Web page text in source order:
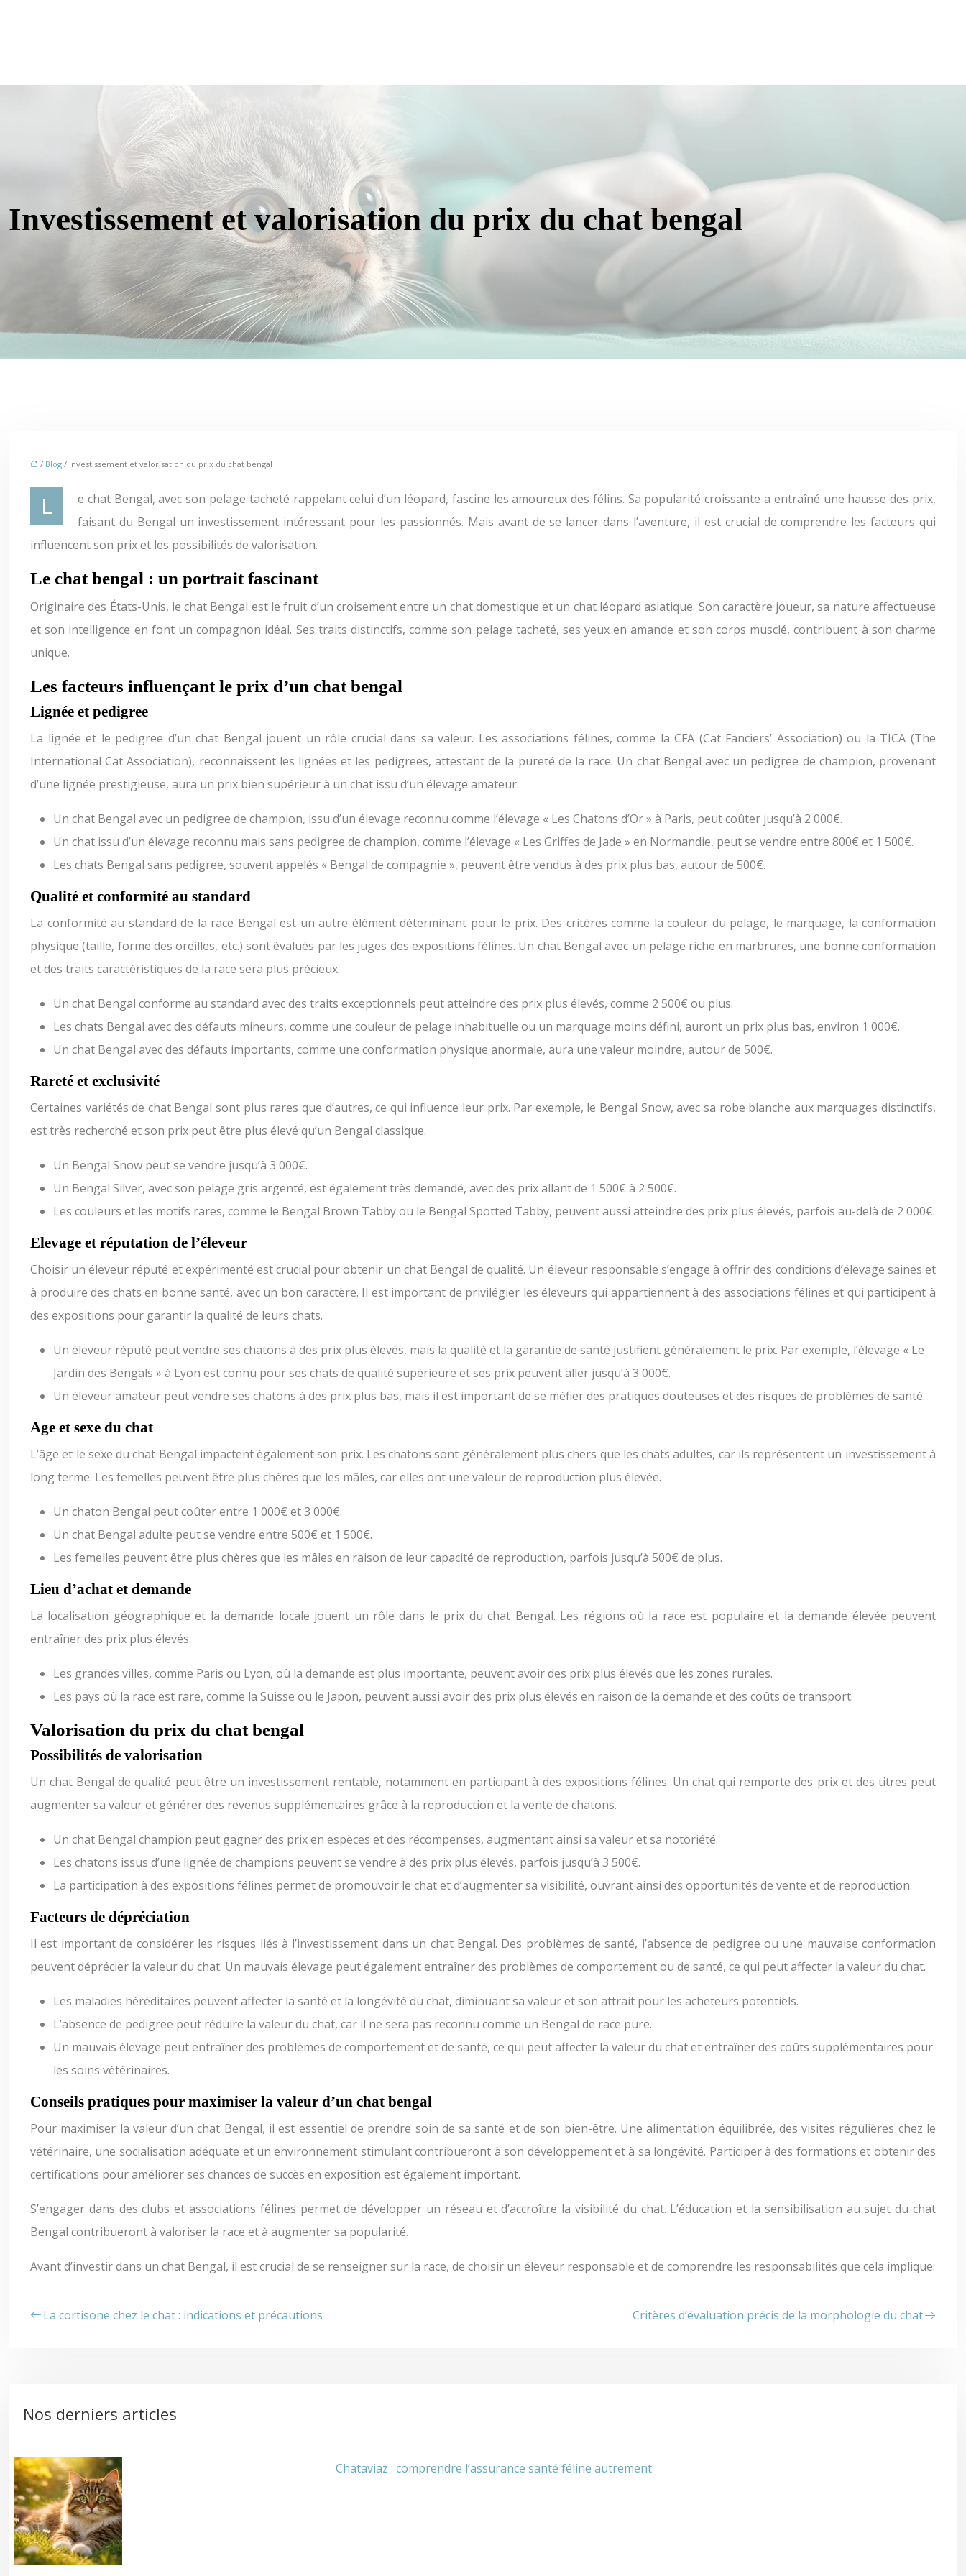
Investissement et valorisation du prix du chat bengal
/ Blog / Investissement et valorisation du prix du chat bengal
Le chat Bengal, avec son pelage tacheté rappelant celui d’un léopard, fascine les amoureux des félins. Sa popularité croissante a entraîné une hausse des prix,
faisant du Bengal un investissement intéressant pour les passionnés. Mais avant de se lancer dans l’aventure, il est crucial de comprendre les facteurs qui
influencent son prix et les possibilités de valorisation.
Le chat bengal : un portrait fascinant
Originaire des États-Unis, le chat Bengal est le fruit d’un croisement entre un chat domestique et un chat léopard asiatique. Son caractère joueur, sa nature affectueuse
et son intelligence en font un compagnon idéal. Ses traits distinctifs, comme son pelage tacheté, ses yeux en amande et son corps musclé, contribuent à son charme
unique.
Les facteurs influençant le prix d’un chat bengal
Lignée et pedigree
La lignée et le pedigree d’un chat Bengal jouent un rôle crucial dans sa valeur. Les associations félines, comme la CFA (Cat Fanciers’ Association) ou la TICA (The
International Cat Association), reconnaissent les lignées et les pedigrees, attestant de la pureté de la race. Un chat Bengal avec un pedigree de champion, provenant
d’une lignée prestigieuse, aura un prix bien supérieur à un chat issu d’un élevage amateur.
Un chat Bengal avec un pedigree de champion, issu d’un élevage reconnu comme l’élevage « Les Chatons d’Or » à Paris, peut coûter jusqu’à 2 000€.
Un chat issu d’un élevage reconnu mais sans pedigree de champion, comme l’élevage « Les Griffes de Jade » en Normandie, peut se vendre entre 800€ et 1 500€.
Les chats Bengal sans pedigree, souvent appelés « Bengal de compagnie », peuvent être vendus à des prix plus bas, autour de 500€.
Qualité et conformité au standard
La conformité au standard de la race Bengal est un autre élément déterminant pour le prix. Des critères comme la couleur du pelage, le marquage, la conformation
physique (taille, forme des oreilles, etc.) sont évalués par les juges des expositions félines. Un chat Bengal avec un pelage riche en marbrures, une bonne conformation
et des traits caractéristiques de la race sera plus précieux.
Un chat Bengal conforme au standard avec des traits exceptionnels peut atteindre des prix plus élevés, comme 2 500€ ou plus.
Les chats Bengal avec des défauts mineurs, comme une couleur de pelage inhabituelle ou un marquage moins défini, auront un prix plus bas, environ 1 000€.
Un chat Bengal avec des défauts importants, comme une conformation physique anormale, aura une valeur moindre, autour de 500€.
Rareté et exclusivité
Certaines variétés de chat Bengal sont plus rares que d’autres, ce qui influence leur prix. Par exemple, le Bengal Snow, avec sa robe blanche aux marquages distinctifs,
est très recherché et son prix peut être plus élevé qu’un Bengal classique.
Un Bengal Snow peut se vendre jusqu’à 3 000€.
Un Bengal Silver, avec son pelage gris argenté, est également très demandé, avec des prix allant de 1 500€ à 2 500€.
Les couleurs et les motifs rares, comme le Bengal Brown Tabby ou le Bengal Spotted Tabby, peuvent aussi atteindre des prix plus élevés, parfois au-delà de 2 000€.
Elevage et réputation de l’éleveur
Choisir un éleveur réputé et expérimenté est crucial pour obtenir un chat Bengal de qualité. Un éleveur responsable s’engage à offrir des conditions d’élevage saines et
à produire des chats en bonne santé, avec un bon caractère. Il est important de privilégier les éleveurs qui appartiennent à des associations félines et qui participent à
des expositions pour garantir la qualité de leurs chats.
Un éleveur réputé peut vendre ses chatons à des prix plus élevés, mais la qualité et la garantie de santé justifient généralement le prix. Par exemple, l’élevage « Le
Jardin des Bengals » à Lyon est connu pour ses chats de qualité supérieure et ses prix peuvent aller jusqu’à 3 000€.
Un éleveur amateur peut vendre ses chatons à des prix plus bas, mais il est important de se méfier des pratiques douteuses et des risques de problèmes de santé.
Age et sexe du chat
L’âge et le sexe du chat Bengal impactent également son prix. Les chatons sont généralement plus chers que les chats adultes, car ils représentent un investissement à
long terme. Les femelles peuvent être plus chères que les mâles, car elles ont une valeur de reproduction plus élevée.
Un chaton Bengal peut coûter entre 1 000€ et 3 000€.
Un chat Bengal adulte peut se vendre entre 500€ et 1 500€.
Les femelles peuvent être plus chères que les mâles en raison de leur capacité de reproduction, parfois jusqu’à 500€ de plus.
Lieu d’achat et demande
La localisation géographique et la demande locale jouent un rôle dans le prix du chat Bengal. Les régions où la race est populaire et la demande élevée peuvent
entraîner des prix plus élevés.
Les grandes villes, comme Paris ou Lyon, où la demande est plus importante, peuvent avoir des prix plus élevés que les zones rurales.
Les pays où la race est rare, comme la Suisse ou le Japon, peuvent aussi avoir des prix plus élevés en raison de la demande et des coûts de transport.
Valorisation du prix du chat bengal
Possibilités de valorisation
Un chat Bengal de qualité peut être un investissement rentable, notamment en participant à des expositions félines. Un chat qui remporte des prix et des titres peut
augmenter sa valeur et générer des revenus supplémentaires grâce à la reproduction et la vente de chatons.
Un chat Bengal champion peut gagner des prix en espèces et des récompenses, augmentant ainsi sa valeur et sa notoriété.
Les chatons issus d’une lignée de champions peuvent se vendre à des prix plus élevés, parfois jusqu’à 3 500€.
La participation à des expositions félines permet de promouvoir le chat et d’augmenter sa visibilité, ouvrant ainsi des opportunités de vente et de reproduction.
Facteurs de dépréciation
Il est important de considérer les risques liés à l’investissement dans un chat Bengal. Des problèmes de santé, l’absence de pedigree ou une mauvaise conformation
peuvent déprécier la valeur du chat. Un mauvais élevage peut également entraîner des problèmes de comportement ou de santé, ce qui peut affecter la valeur du chat.
Les maladies héréditaires peuvent affecter la santé et la longévité du chat, diminuant sa valeur et son attrait pour les acheteurs potentiels.
L’absence de pedigree peut réduire la valeur du chat, car il ne sera pas reconnu comme un Bengal de race pure.
Un mauvais élevage peut entraîner des problèmes de comportement et de santé, ce qui peut affecter la valeur du chat et entraîner des coûts supplémentaires pour
les soins vétérinaires.
Conseils pratiques pour maximiser la valeur d’un chat bengal
Pour maximiser la valeur d’un chat Bengal, il est essentiel de prendre soin de sa santé et de son bien-être. Une alimentation équilibrée, des visites régulières chez le
vétérinaire, une socialisation adéquate et un environnement stimulant contribueront à son développement et à sa longévité. Participer à des formations et obtenir des
certifications pour améliorer ses chances de succès en exposition est également important.
S’engager dans des clubs et associations félines permet de développer un réseau et d’accroître la visibilité du chat. L’éducation et la sensibilisation au sujet du chat
Bengal contribueront à valoriser la race et à augmenter sa popularité.
Avant d’investir dans un chat Bengal, il est crucial de se renseigner sur la race, de choisir un éleveur responsable et de comprendre les responsabilités que cela implique.
La cortisone chez le chat : indications et précautions Critères d’évaluation précis de la morphologie du chat
Nos derniers articles
Chataviaz : comprendre l’assurance santé féline autrement